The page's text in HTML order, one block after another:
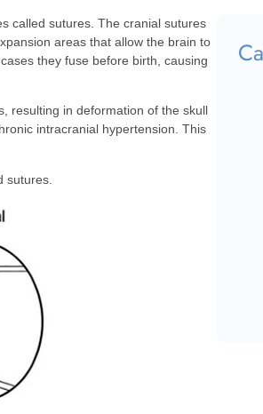
called sutures. The cranial sutures
areas that allow the brain to
they fuse before birth, causing
resulting in deformation of the skull
intracranial hypertension. This
sutures.